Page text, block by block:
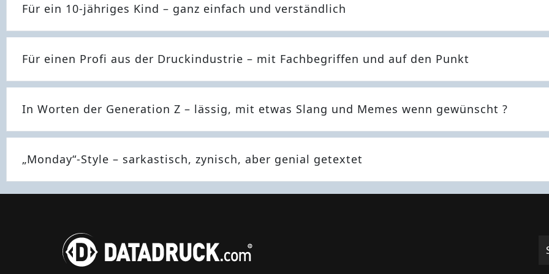
Für ein 10-jähriges Kind – ganz einfach und verständlich
Für einen Profi aus der Druckindustrie – mit Fachbegriffen und auf den Punkt
In Worten der Generation Z – lässig, mit etwas Slang und Memes wenn gewünscht ?
„Monday“-Style – sarkastisch, zynisch, aber genial getextet